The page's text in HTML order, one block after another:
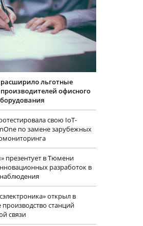
льготные
офисного
свою IoT-
по замене зарубежных
презентует в Тюмени
разработок в
открыл в
производство станций
связи